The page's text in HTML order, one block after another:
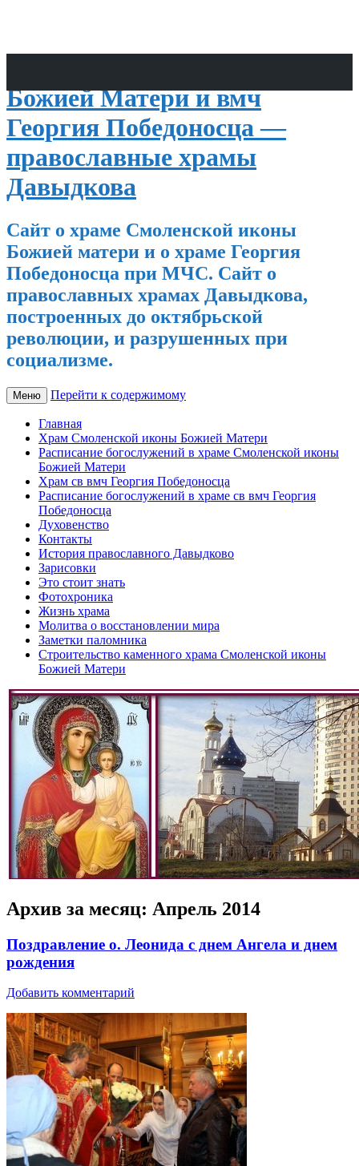
Божией Матери и вмч
Георгия Победоносца —
православные храмы
Давыдкова
Сайт о храме Смоленской иконы
Божией матери и о храме Георгия
Победоносца при МЧС. Сайт о
православных храмах Давыдкова,
построенных до октябрьской
революции, и разрушенных при
социализме.
Меню Перейти к содержимому
Главная
Храм Смоленской иконы Божией Матери
Расписание богослужений в храме Смоленской иконы
Божией Матери
Храм св вмч Георгия Победоносца
Расписание богослужений в храме св вмч Георгия
Победоносца
Духовенство
Контакты
История православного Давыдково
Зарисовки
Это стоит знать
Фотохроника
Жизнь храма
Молитва о восстановлении мира
Заметки паломника
Строительство каменного храма Смоленской иконы
Божией Матери
Архив за месяц: Апрель 2014
Поздравление о. Леонида с днем Ангела и днем
рождения
Добавить комментарий